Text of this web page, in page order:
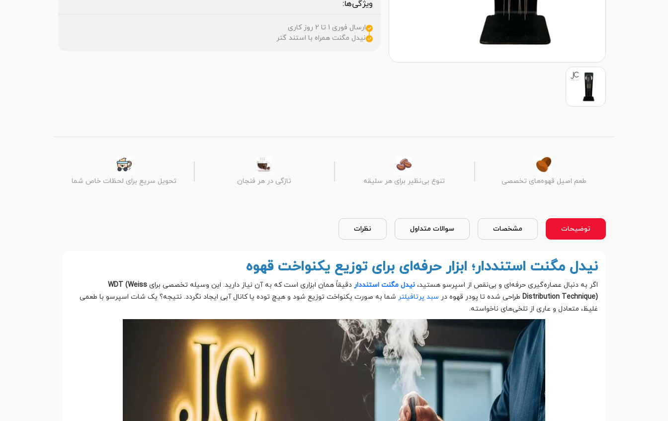
ویژگی‌ها:
ارسال فوری 1 تا 2 روز کاری
نیدل مگنت همراه با استند گتر
طعم اصیل قهوه‌های تخصصی تنوع بی‌نظیر برای هر سلیقه تازگی در هر فنجان تحویل سریع برای لحظات خاص شما
توضیحات مشخصات سوالات متداول نظرات
نیدل مگنت استنددار؛ ابزار حرفه‌ای برای توزیع یکنواخت قهوه
اگر به دنبال عصاره‌گیری حرفه‌ای و بی‌نقص از اسپرسو هستید،نیدل مگنت استندداردقیقاً همان ابزاری است که به آن نیاز دارید. این وسیله تخصصی برای WDT (Weiss
Distribution Technique)طراحی شده تا پودر قهوه در سبد پرتافیلتر شما به صورت یکنواخت توزیع شود و هیچ توده یا کانال آبی ایجاد نگردد. نتیجه؟ یک شات اسپرسو با طعمی
غلیظ، متعادل و عاری از تلخی‌های ناخواسته.